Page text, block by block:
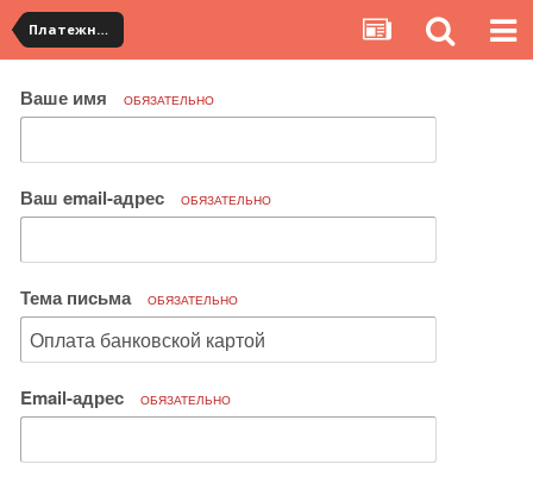
Платежная система ALIPAY и оплата банковскими картами
Ваше имя ОБЯЗАТЕЛЬНО
Ваш email-адрес ОБЯЗАТЕЛЬНО
Тема письма ОБЯЗАТЕЛЬНО
Email-адрес ОБЯЗАТЕЛЬНО